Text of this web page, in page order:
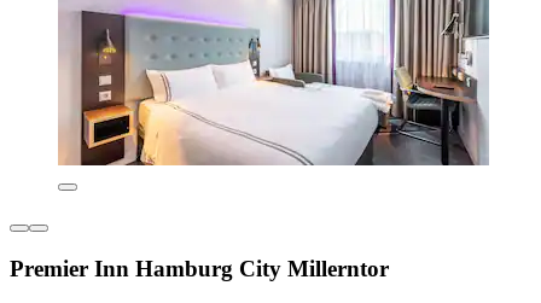
Premier Inn Hamburg City Millerntor